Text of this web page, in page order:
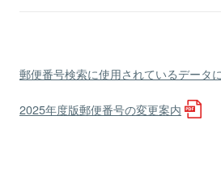
郵便番号検索に使用されているデータ
2025年度版郵便番号の変更案内